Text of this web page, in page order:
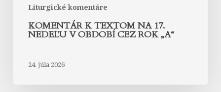
Liturgické komentáre
KOMENTÁR K TEXTOM NA 17.
NEDEĽU V OBDOBÍ CEZ ROK „A“
24. júla 2026